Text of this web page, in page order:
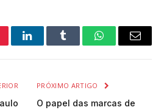
LinkedInTumblr WhatsAppEmail
PRÓXIMO ARTIGO
O papel das marcas de